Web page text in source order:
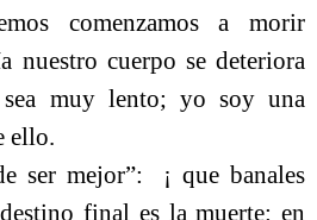
comenzamos a morir
nuestro cuerpo se deteriora
sea muy lento; yo soy una
ello.
ser mejor”:
¡ que banales
final es la muerte: en